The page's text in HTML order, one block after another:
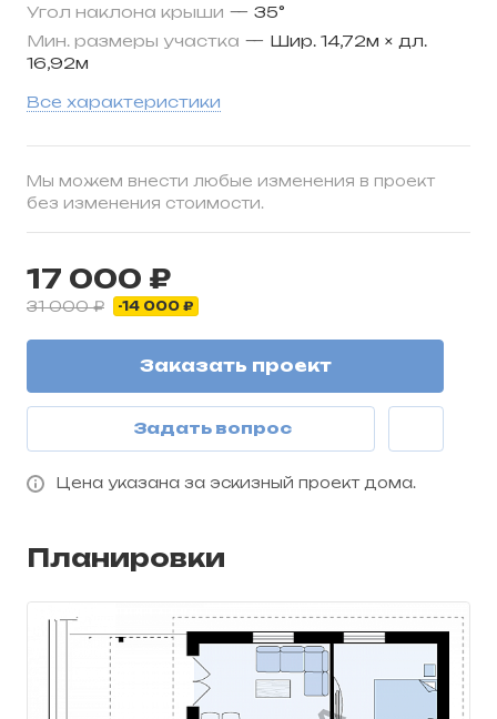
гостевой комнаты открывается потрясающий
вид на приусадебный участок. Вообще во
всех комнатах окна очень просторные, а
окна, благодаря которым дом просто залит
светом – а это значительная экономия
Этот дом идеальный вариант для людей
обслуживания.
Угол наклона крыши — 35°
Мин. размеры участка — Шир. 14,72м × дл.
16,92м
Все характеристики
Мы можем внести любые изменения в проект
без изменения стоимости.
17 000 ₽
31 000 ₽ -14 000 ₽
Заказать проект
Задать вопрос
Цена указана за эскизный проект дома.
Планировки